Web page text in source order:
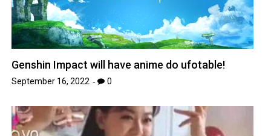
Genshin Impact will have anime do ufotable!
September 16, 2022 0